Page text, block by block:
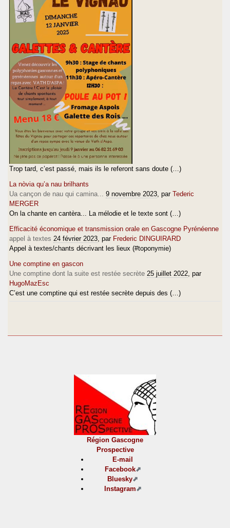
Trop tard, c’est passé, mais ils le referont sans doute (…)
La nòvia qu’a nau brilhants
Ua cançon de nau qui camina...
9 novembre 2023 , par Tederic
MERGER
On la chante en cantèra... La mélodie et le texte sont (…)
Efficacité économique et transmission orale en Gascogne Pyrénéenne
appel à textes 24 février 2023 , par Frederic DINGUIRARD
Appel à textes/chants décrivant les lieux (#toponymie)
Une comptine en gascon
Une comptine dont la suite est restée secrète 25 juillet 2022 , par
HugoMazEsc
C’est une comptine qui est restée secrète depuis des (…)
Région Gascogne
Prospective
E-mail
Facebook
Bluesky
Instagram